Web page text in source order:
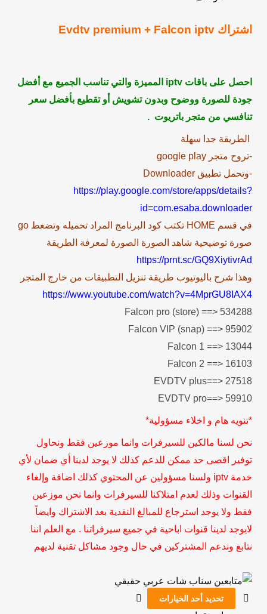
اشتراك Evdtv premium + Falcon iptv
احصل على باقات iptv المميزة والتي تناسب الجميع مع أفضل
جودة للصورة ووضوح وبدون تشويش أو تقطيع بأفضل سعر
تنافسي من متجر باتريوت .
الطريقة جدا سهلة
-تروح متجر google play
-وتحمل تطبيق Downloader
https://play.google.com/store/apps/details?
id=com.esaba.downloader
في قسم HOME تكتب كود البرنامج المراد تحميله وتضغط go
صورة توضيحية شاهد الصورة الصورة لمعرفة الطريقة
https://prnt.sc/GQ9XiytivrAd
وهذا شرح باليوتيوب طريقة تنزيل التطبيقات من خارج المتجر
*تنويه هام و اخلاء مسؤولية*
نحن لسنا مالكين للسيرفرات وانما موزعين فقط ونحاول
توفير اقصى حد ممكن للدعم كذلك لا يوجد لدينا أي ضمان لأي
خدمة iptv ولسنا مسؤولين عن المحتوي كذلك اضافة وإلغاء
القنوات وذلك لعدم امتلاكنا للسيرفرات وانما نحن موزعين
فقط ولا يوجد استرجاع للمبالغ النقدية بعد الاشتراك وايضاً
لايوجد لدينا قنوات اباحية في جميع سيرفراتنا . مع العلم اننا
نتابع وندعم المشتركين في حال وجود مشاكل تقنية لديهم
تحديد أحد الخيارات
هناكنطاق
السعر:
هناكنطاق
السعر: